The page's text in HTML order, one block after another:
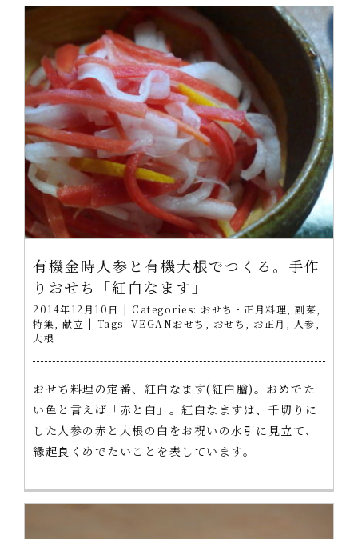
有機金時人参と有機大根でつくる。手作
りおせち「紅白なます」
2014年12月10日 | Categories: おせち・正月料理 副菜
特集
献立 | Tags: VEGANおせち おせち お正月 人参
大根
おせち料理の定番、紅白なます(紅白膾)。おめでた
い色と言えば「赤と白」。紅白なますは、千切りに
した人参の赤と大根の白をお祝いの水引に見立て、
縁起良くめでたいことを表しています。